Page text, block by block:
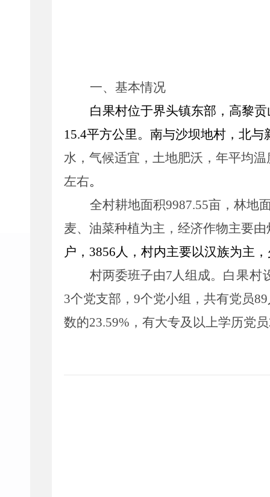
一、 基本情况
白果村位于界头镇东部，高黎
15.4平方公里。 南与沙坝地村 ，北与
水，气候适宜，土地肥沃，年平均温
左右。
全村耕地面积9987.55亩 ， 林地
麦、油菜种植为主，经济作物主要
户， 3856人，村内主要以汉族为主
村两委班子由7人组成。 白果村
3个党支部， 9个党小组，共有党员89
数的23.59% ，有大专及以上学历党员